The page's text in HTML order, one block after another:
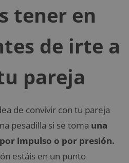
tener en
de irte a
pareja
de convivir con tu pareja
pesadilla si se toma una
impulso o por presión.
estáis en un punto